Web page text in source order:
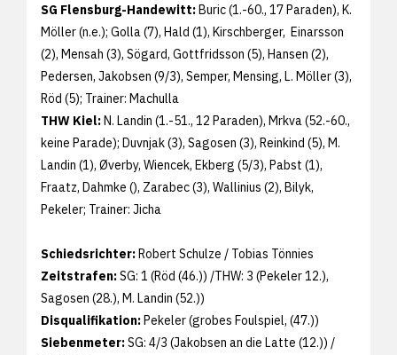
SG Flensburg-Handewitt:Buric (1.-60., 17 Paraden), K.
Möller (n.e.); Golla (7), Hald (1), Kirschberger, Einarsson
(2), Mensah (3), Sögard, Gottfridsson (5), Hansen (2),
Pedersen, Jakobsen (9/3), Semper, Mensing, L. Möller (3),
Röd (5); Trainer: Machulla
THW Kiel:N. Landin (1.-51., 12 Paraden), Mrkva (52.-60.,
keine Parade); Duvnjak (3), Sagosen (3), Reinkind (5), M.
Landin (1), Øverby, Wiencek, Ekberg (5/3), Pabst (1),
Fraatz, Dahmke (), Zarabec (3), Wallinius (2), Bilyk,
Pekeler; Trainer: Jicha
Schiedsrichter:Robert Schulze / Tobias Tönnies
Zeitstrafen:SG: 1 (Röd (46.)) /THW: 3 (Pekeler 12.),
Sagosen (28.), M. Landin (52.))
Disqualifikation:Pekeler (grobes Foulspiel, (47.))
Siebenmeter:SG: 4/3 (Jakobsen an die Latte (12.)) /